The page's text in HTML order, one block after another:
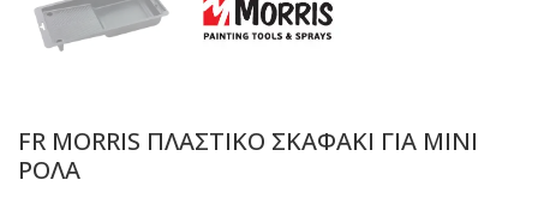
FR MORRIS ΠΛΑΣΤΙΚΟ ΣΚΑΦΑΚΙ ΓΙΑ ΜΙΝΙ
ΡΟΛΑ